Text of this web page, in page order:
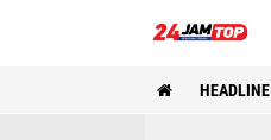
HEADLINE